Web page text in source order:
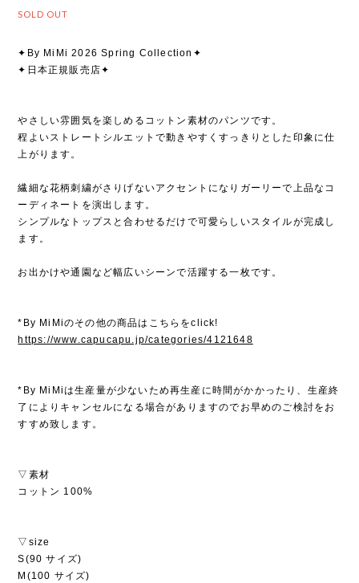
SOLD OUT
✦By MiMi 2026 Spring Collection✦
✦日本正規販売店✦
やさしい雰囲気を楽しめるコットン素材のパンツです。
程よいストレートシルエットで動きやすくすっきりとした印象に仕
上がります。
繊細な花柄刺繍がさりげないアクセントになりガーリーで上品なコ
ーディネートを演出します。
シンプルなトップスと合わせるだけで可愛らしいスタイルが完成し
ます。
お出かけや通園など幅広いシーンで活躍する一枚です。
*By MiMiのその他の商品はこちらをclick!
https://www.capucapu.jp/categories/4121648
*By MiMiは生産量が少ないため再生産に時間がかかったり、生産終
了によりキャンセルになる場合がありますのでお早めのご検討をお
すすめ致します。
▽素材
コットン 100%
▽size
S(90 サイズ)
M(100 サイズ)